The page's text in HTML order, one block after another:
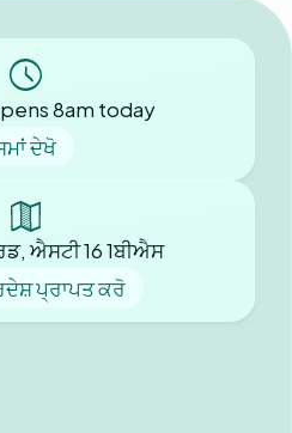
8am today
ਦੇਖੋ
ਐਸਟੀ 16 1ਬੀਐਸ
ਪ੍ਰਾਪਤ ਕਰੋ